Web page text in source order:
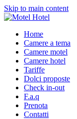
Skip to main content
Home
Camere a tema
Camere motel
Camere hotel
Tariffe
Dolci proposte
Check in-out
F.a.q
Prenota
Contatti